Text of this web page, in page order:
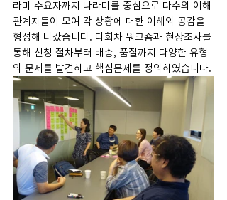
라미 수요자까지 나라미를 중심으로 다수의 이해
관계자들이 모여 각 상황에 대한 이해와 공감을
형성해 나갔습니다. 다회차 워크숍과 현장조사를
통해 신청 절차부터 배송, 품질까지 다양한 유형
의 문제를 발견하고 핵심문제를 정의하였습니다.